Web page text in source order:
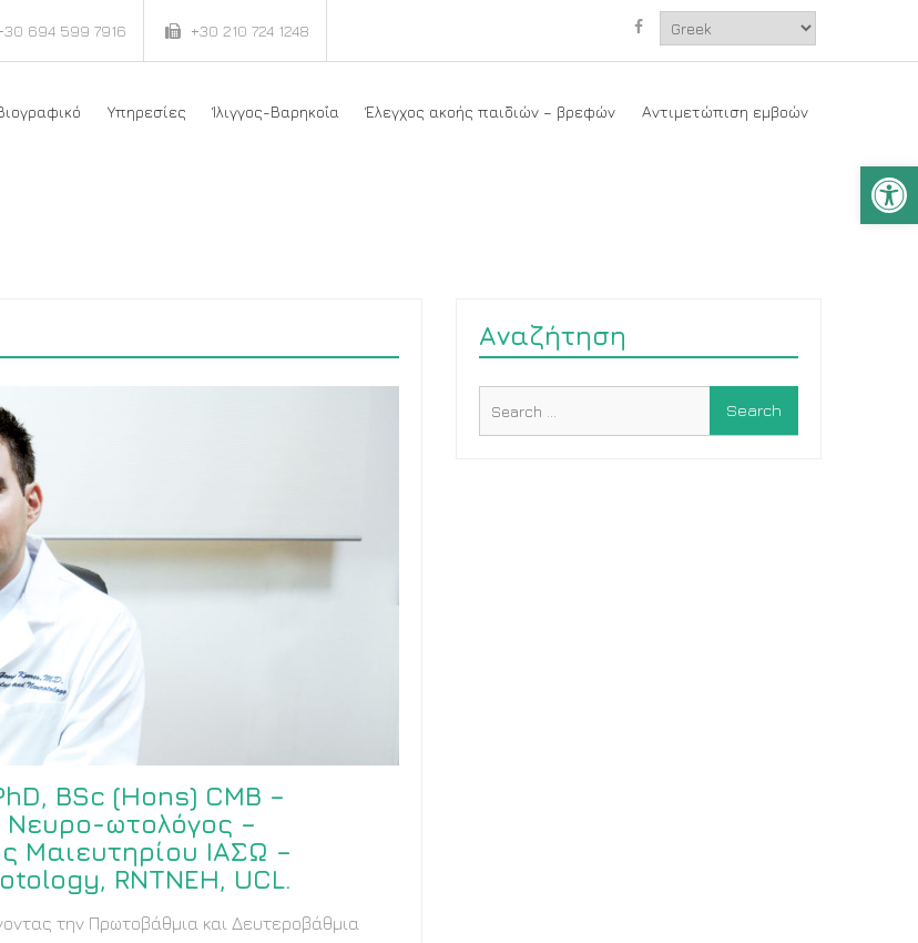
694 599 7916 +30 210 724 1248
Υπηρεσίες Ίλιγγος-Βαρηκοΐα Έλεγχος ακοής παιδιών – βρεφών Αντιμετώπιση εμβοών
BSc (Hons) CMB –
Νευρο-ωτολόγος –
Μαιευτηρίου ΙΑΣΩ –
RNTNEH, UCL.
την Πρωτοβάθμια και Δευτεροβάθμια
Αναζήτηση